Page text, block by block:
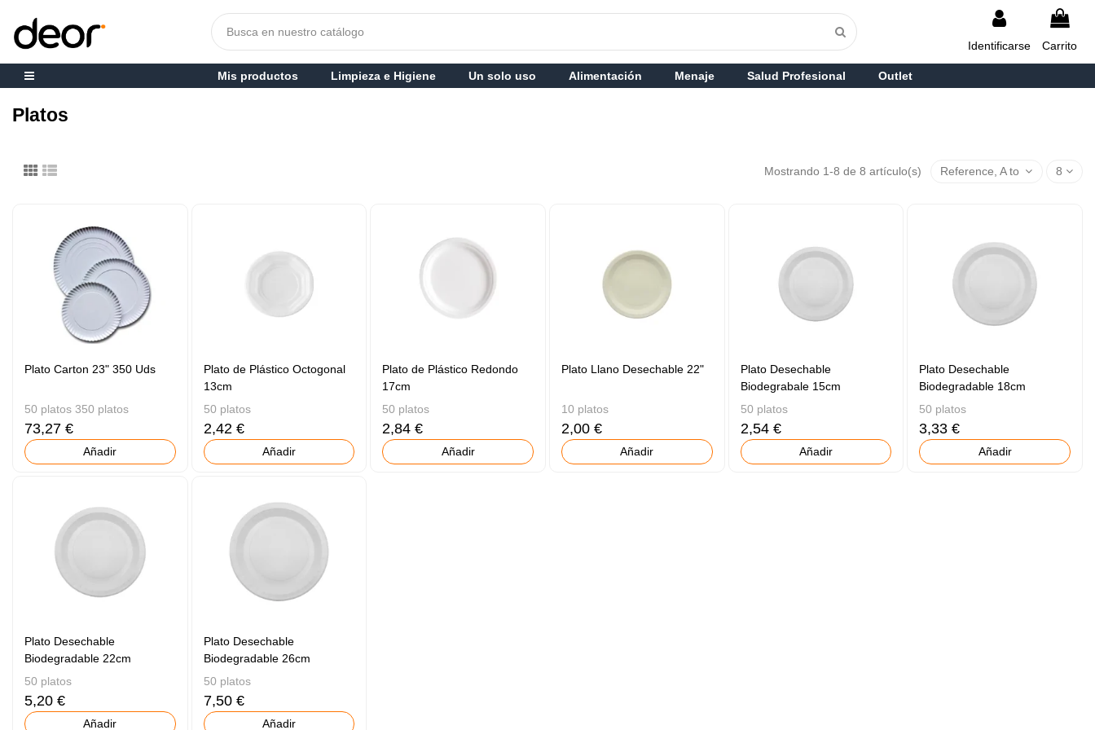
Identificarse Carrito
Mis productos Limpieza e Higiene Un solo uso Alimentación Menaje Salud Profesional Outlet
Platos
Mostrando 1-8 de 8 artículo(s) Reference, A to Z 8
Plato Carton 23" 350 Uds
50 platos 350 platos
73,27 €
Añadir
Plato de Plástico Octogonal
13cm
50 platos
2,42 €
Añadir
Plato de Plástico Redondo
17cm
50 platos
2,84 €
Añadir
Plato Llano Desechable 22"
10 platos
2,00 €
Añadir
Plato Desechable
Biodegrabale 15cm
50 platos
2,54 €
Añadir
Plato Desechable
Biodegradable 18cm
50 platos
3,33 €
Añadir
Plato Desechable
Biodegradable 22cm
50 platos
5,20 €
Añadir
Plato Desechable
Biodegradable 26cm
50 platos
7,50 €
Añadir